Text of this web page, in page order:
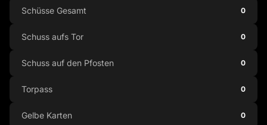
Schüsse Gesamt 0
Schuss aufs Tor 0
Schuss auf den Pfosten 0
Torpass 0
Gelbe Karten 0